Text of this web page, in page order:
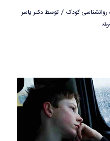
روانشناسی کودک / توسطدکتر یاسر